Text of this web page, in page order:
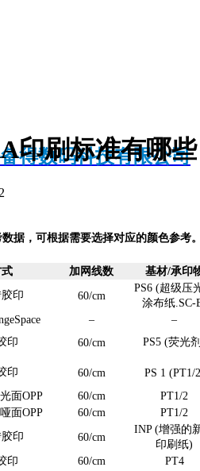
得数码科技有限公司
印刷标准有哪
据，可根据需要选择对应的颜色参考
加网线数 基材/承印
印 60/cm
PS6 (超级压
涂布纸.SC-
–
–
印 60/cm PS5 (荧光
印 60/cm
PS 1 (PT1/
面OPP 60/cm
PT1/2
面OPP 60/cm PT1/2
印 60/cm
INP (增强的
印刷纸)
印 60/cm
PT4